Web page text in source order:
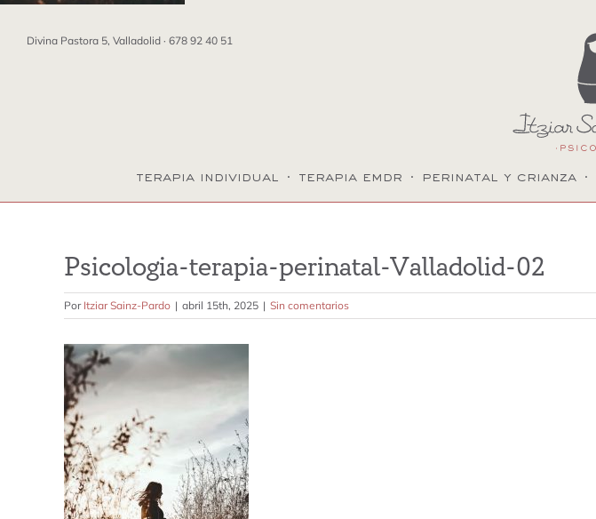
Divina Pastora 5, Valladolid · 678 92 40 51
terapia individual · terapia emdr · perinatal y crianza ·
Psicologia-terapia-perinatal-Valladolid-02
Por Itziar Sainz-Pardo | abril 15th, 2025 | Sin comentarios